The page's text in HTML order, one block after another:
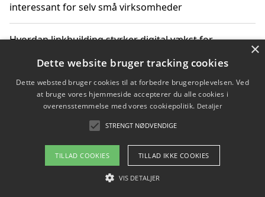
interessant for selv små virksomheder
Hvordan linkbuilding styrker digital vækst for
Sådan har udviklingen inden for genbrug af elektronik
ændret sig
Copyright 2026 - Pilanto Aps
Om / kontakt
×
Dette website bruger tracking cookies
Dette websted bruger cookies til at forbedre brugeroplevelsen. Ved
at bruge vores hjemmeside accepterer du alle cookies i
overensstemmelse med vores cookiepolitik. Detaljer
STRENGT NØDVENDIGE
TILLAD COOKIES TILLAD IKKE COOKIES
VIS DETALJER